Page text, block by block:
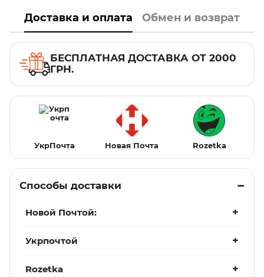
Доставка и оплата Обмен и возврат
БЕСПЛАТНАЯ ДОСТАВКА ОТ 2000
ГРН.
УкрПочта Новая Почта Rozetka
Способы доставки
Новой Почтой:
Укрпочтой
Rozetka